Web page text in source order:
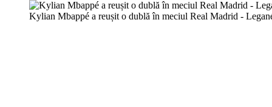
Kylian Mbappé a reușit o dublă în meciul Real Madrid -